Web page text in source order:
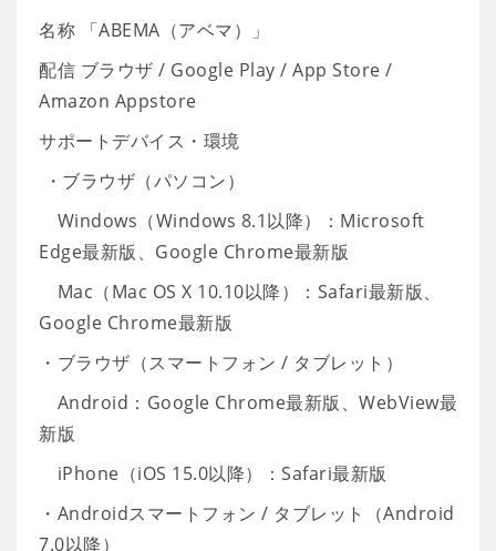
名称 「ABEMA（アベマ）」
配信 ブラウザ / Google Play / App Store /
Amazon Appstore
サポートデバイス・環境
・ブラウザ（パソコン）
Windows（Windows 8.1以降）：Microsoft
Edge最新版、Google Chrome最新版
Mac（Mac OS X 10.10以降）：Safari最新版、
Google Chrome最新版
・ブラウザ（スマートフォン / タブレット）
Android：Google Chrome最新版、WebView最
新版
iPhone（iOS 15.0以降）：Safari最新版
・Androidスマートフォン / タブレット（Android
7.0以降）